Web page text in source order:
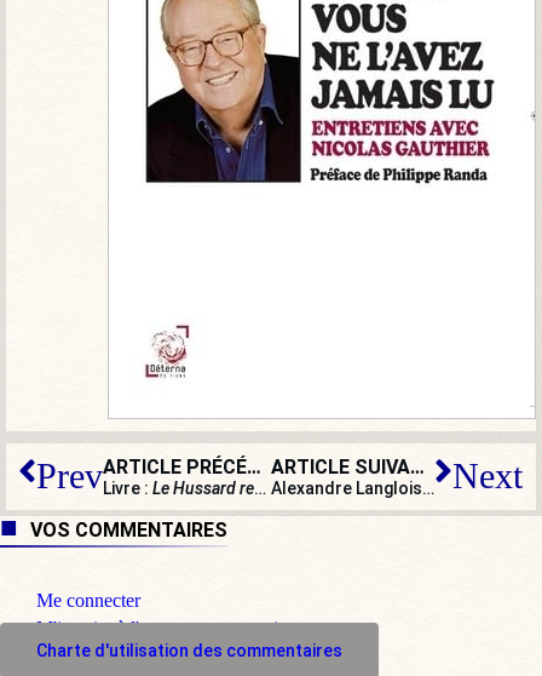
Prev ARTICLE PRÉCÉDENT
Livre : Le Hussard retrouve ses facultés , de Bruno
ARTICLE SUIVANT
Alexandre Langlois : « Le préfet de police a transformé tous les manifestants en délinquants » Next
VOS COMMENTAIRES
Me connecter
M'inscrire à l'espace commentaire
Charte d'utilisation des commentaires